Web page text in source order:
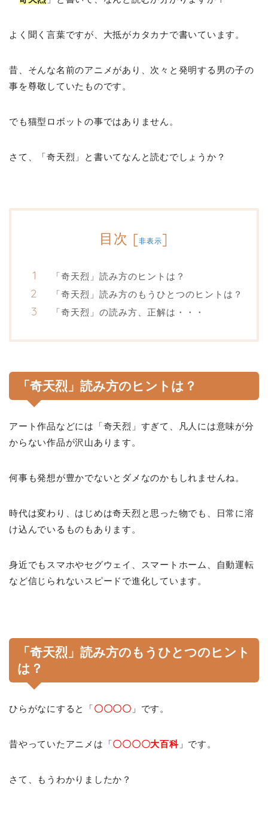
よく聞く言葉ですが、大抵がカタカナで書いています。
昔、そんな名前のアニメがあり、次々と発明する男の子の
事を尊敬していたものです。
でも猫型ロボットの事ではありません。
さて、「奇天烈」と書いてなんと読むでしょうか？
目次 [非表示]
「奇天烈」読み方のヒントは？
「奇天烈」読み方のもうひとつのヒントは？
「奇天烈」の読み方、正解は・・・
「奇天烈」読み方のヒントは？
アート作品などには「奇天烈」すぎて、凡人には意味が分
からない作品が沢山あります。
何事も発想が豊かでないとダメなのかもしれませんね。
時代は変わり、はじめは奇天烈と思った物でも、日常に溶
け込んでいるものもあります。
身近でもスマホやセグウェイ、スマートホーム、自動運転
など信じられないスピードで進化しています。
「奇天烈」読み方のもうひとつのヒント
は？
ひらがなにすると「〇〇〇〇 」です。
昔やっていたアニメは「〇〇〇〇大百科」です。
さて、もうわかりましたか？